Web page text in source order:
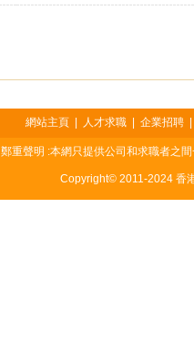
網站主頁 人才求職 企業招聘
鄭重聲明 :本網只提供公司和求職者之
Copyright© 2011-2024 香